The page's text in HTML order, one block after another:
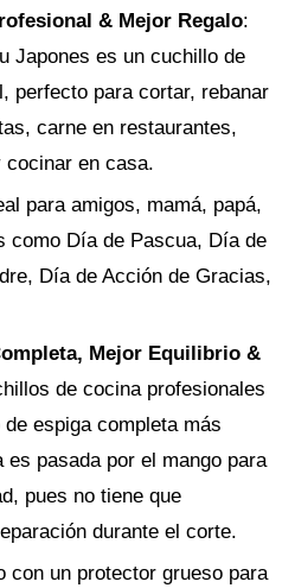
& Mejor Regalo:
Japones es un cuchillo de
perfecto para cortar, rebanar
carne en restaurantes,
en casa.
para amigos, mamá, papá,
como Día de Pascua, Día de
Día de Acción de Gracias,
Mejor Equilibrio &
de cocina profesionales
espiga completa más
pasada por el mango para
pues no tiene que
durante el corte.
con un protector grueso para